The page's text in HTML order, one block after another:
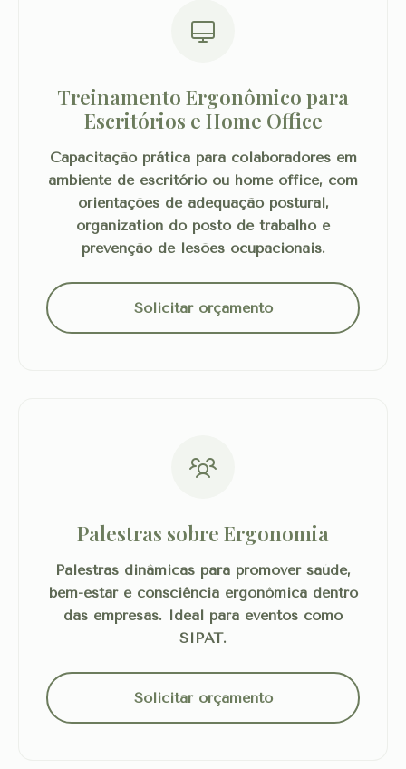
Treinamento Ergonômico para
Escritórios e Home Office
Capacitação prática para colaboradores em
ambiente de escritório ou home office, com
orientações de adequação postural,
organization do posto de trabalho e
prevenção de lesões ocupacionais.
Solicitar orçamento
Palestras sobre Ergonomia
Palestras dinâmicas para promover saúde,
bem-estar e consciência ergonômica dentro
das empresas. Ideal para eventos como
SIPAT.
Solicitar orçamento